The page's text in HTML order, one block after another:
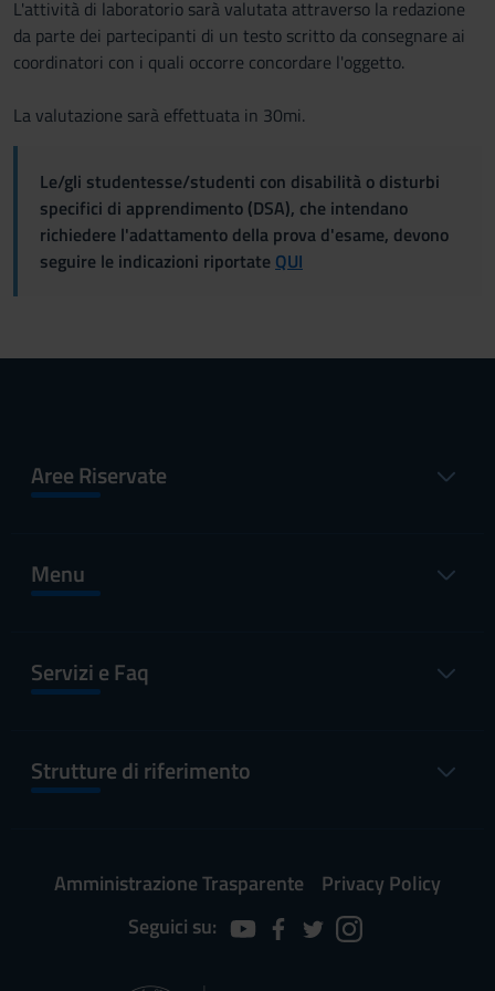
L'attività di laboratorio sarà valutata attraverso la redazione
da parte dei partecipanti di un testo scritto da consegnare ai
coordinatori con i quali occorre concordare l'oggetto.
La valutazione sarà effettuata in 30mi.
Le/gli studentesse/studenti con disabilità o disturbi
specifici di apprendimento (DSA), che intendano
richiedere l'adattamento della prova d'esame, devono
seguire le indicazioni riportate QUI
Aree Riservate
Menu
Servizi e Faq
Strutture di riferimento
Amministrazione Trasparente
Privacy Policy
Seguici su: